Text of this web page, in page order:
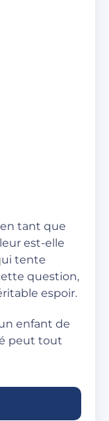
tant que
est-elle
tente
question,
espoir.
enfant de
peut tout